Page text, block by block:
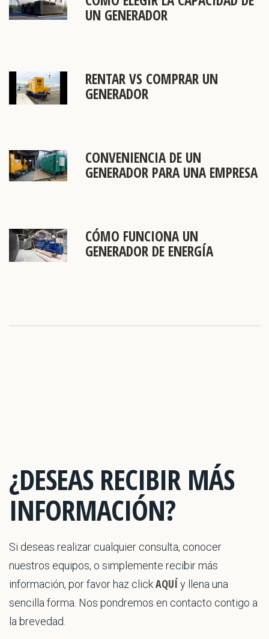
UN GENERADOR
RENTAR VS COMPRAR UN
GENERADOR
CONVENIENCIA DE UN
GENERADOR PARA UNA EMPRESA
CÓMO FUNCIONA UN
GENERADOR DE ENERGÍA
¿DESEAS RECIBIR MÁS
INFORMACIÓN?
Si deseas realizar cualquier consulta, conocer
nuestros equipos, o simplemente recibir más
información, por favor haz clickAQUÍy llena una
sencilla forma. Nos pondremos en contacto contigo a
la brevedad.